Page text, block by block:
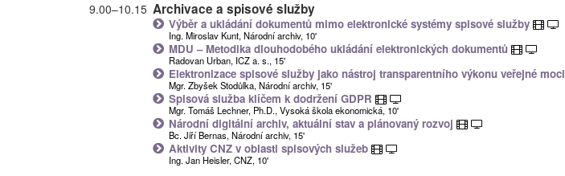
9.00–10.15 Archivace a spisové služby
Výběr a ukládání dokumentů mimo elektronické systémy spisové služby
Ing. Miroslav Kunt, Národní archiv, 10'
MDU – Metodika dlouhodobého ukládání elektronických dokumentů
Radovan Urban, ICZ a. s., 15'
Elektronizace spisové služby jako nástroj transparentního výkonu veřejné moci
Mgr. Zbyšek Stodůlka, Národní archiv, 15'
Spisová služba klíčem k dodržení GDPR
Mgr. Tomáš Lechner, Ph.D., Vysoká škola ekonomická, 10'
Národní digitální archiv, aktuální stav a plánovaný rozvoj
Bc. Jiří Bernas, Národní archiv, 15'
Aktivity CNZ v oblasti spisových služeb
Ing. Jan Heisler, CNZ, 10'